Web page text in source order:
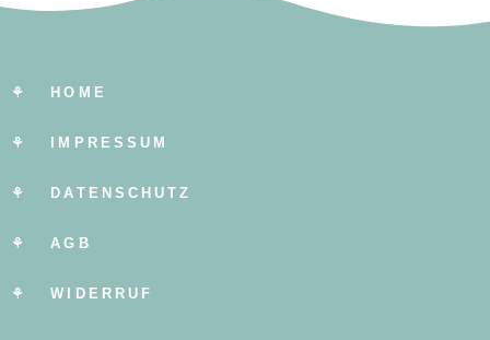
⚘ HOME
⚘ IMPRESSUM
⚘ DATENSCHUTZ
⚘ AGB
⚘ WIDERRUF